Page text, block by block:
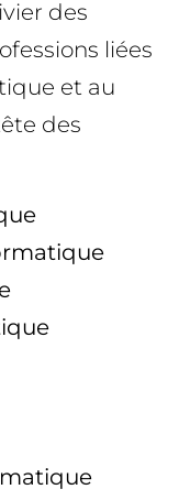
des
liées
et au
des